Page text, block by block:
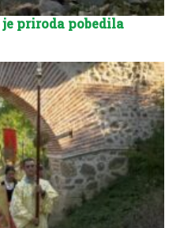
priroda pobedila